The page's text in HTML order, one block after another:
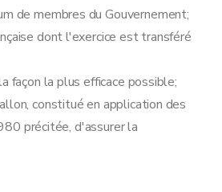
de membres du Gouvernement;
dont l'exercice est transféré
façon la plus efficace possible;
constitué en application des
précitée, d'assurer la